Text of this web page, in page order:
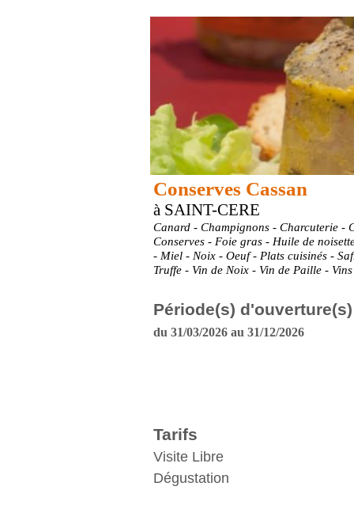
Conserves Cassan
à SAINT-CERE
Canard - Champignons - Charcuterie -
Conserves - Foie gras - Huile de
- Miel - Noix - Oeuf - Plats cuisinés -
Truffe - Vin de Noix - Vin de Paille -
Période(s) d'ouverture(s)
du 31/03/2026 au 31/12/2026
Tarifs
Visite Libre
Dégustation